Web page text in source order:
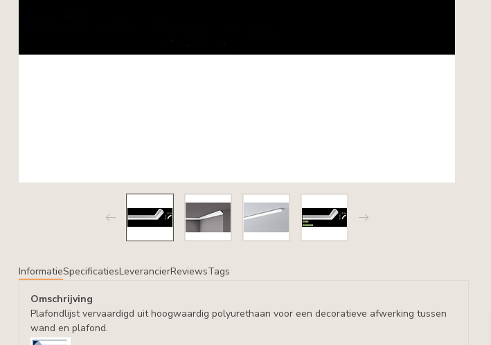
InformatieSpecificatiesLeverancierReviewsTags
Omschrijving
Plafondlijst vervaardigd uit hoogwaardig polyurethaan voor een decoratieve afwerking tussen
wand en plafond.